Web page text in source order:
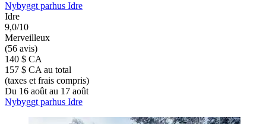
Nybyggt parhus Idre
Idre
9,0/10
Merveilleux
(56 avis)
140 $ CA
157 $ CA au total
(taxes et frais compris)
Du 16 août au 17 août
Nybyggt parhus Idre